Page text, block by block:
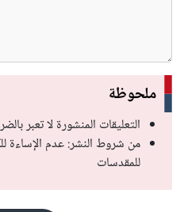
ملحوظة
التعليقات المنشورة لا تعبر
من شروط النشر: عدم الإساءة
للمقدسات